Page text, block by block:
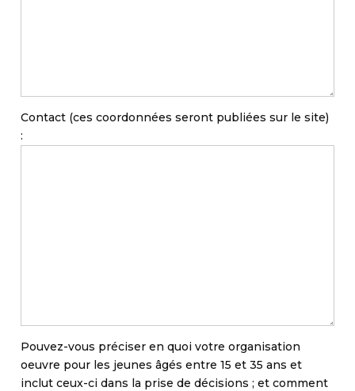
Contact (ces coordonnées seront publiées sur le site)
:
Pouvez-vous préciser en quoi votre organisation
oeuvre pour les jeunes âgés entre 15 et 35 ans et
inclut ceux-ci dans la prise de décisions ; et comment